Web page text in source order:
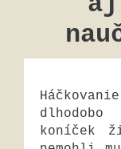
koníček